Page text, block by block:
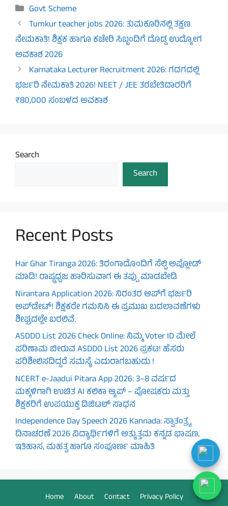
Categories
Govt Scheme
Tumkur teacher jobs 2026: ತುಮಕೂರಿನಲ್ಲಿ ತಕ್ಷಣ
ನೇಮಕಾತಿ! ಶಿಕ್ಷಕ ಹಾಗೂ ಕಚೇರಿ ಸಿಬ್ಬಂದಿಗೆ ದೊಡ್ಡ ಉದ್ಯೋಗ
ಅವಕಾಶ 2026
Karnataka Lecturer Recruitment 2026: ಗದಗದಲ್ಲಿ
ಭರ್ಜರಿ ನೇಮಕಾತಿ 2026! NEET / JEE ತರಬೇತಿದಾರರಿಗೆ
₹80,000 ಸಂಬಳದ ಅವಕಾಶ
Search
Search
Recent Posts
Har Ghar Tiranga 2026: ತಿರಂಗಾದೊಂದಿಗೆ ಸೆಲ್ಫಿ ಅಪ್ಲೋಡ್
ಮಾಡಿ! ರಾಷ್ಟ್ರಧ್ವಜ ಹಾರಿಸುವಾಗ ಈ ತಪ್ಪು ಮಾಡಬೇಡಿ
Nirantara Application 2026: ನಿರಂತರ ಆಪ್‌ಗೆ ಭರ್ಜರಿ
ಅಪ್‌ಡೇಟ್! ಶಿಕ್ಷಕರೇ ಗಮನಿಸಿ ಈ ಪ್ರಮುಖ ಬದಲಾವಣೆಗಳು
ಶೀಘ್ರದಲ್ಲೇ ಬರಲಿವೆ.
ASDDO List 2026 Check Online: ನಿಮ್ಮ Voter ID ಮೇಲೆ
ಪರಿಣಾಮ ಬೀರುವ ASDDO List 2026 ಪ್ರಕಟ! ಹೆಸರು
ಪರಿಶೀಲಿಸದಿದ್ದರೆ ಸಮಸ್ಯೆ ಎದುರಾಗಬಹುದು !
NCERT e-Jaadui Pitara App 2026: 3–8 ವರ್ಷದ
ಮಕ್ಕಳಿಗಾಗಿ ಉಚಿತ AI ಕಲಿಕಾ ಆ್ಯಪ್ – ಪೋಷಕರು ಮತ್ತು
ಶಿಕ್ಷಕರಿಗೆ ಉಪಯುಕ್ತ ಡಿಜಿಟಲ್ ಸಾಧನ
Independence Day Speech 2026 Kannada: ಸ್ವಾತಂತ್ರ್ಯ
ದಿನಾಚರಣೆ 2026 ವಿದ್ಯಾರ್ಥಿಗಳಿಗೆ ಅತ್ಯುತ್ತಮ ಕನ್ನಡ ಭಾಷಣ,
ಇತಿಹಾಸ, ಮಹತ್ವ ಹಾಗೂ ಸಂಪೂರ್ಣ ಮಾಹಿತಿ
Home About Contact Privacy Policy